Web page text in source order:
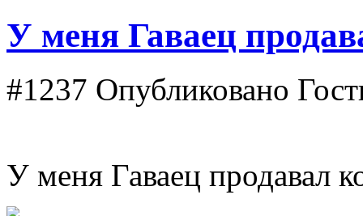
У меня Гаваец
#1237 Опубликовано
У меня Гаваец продавал